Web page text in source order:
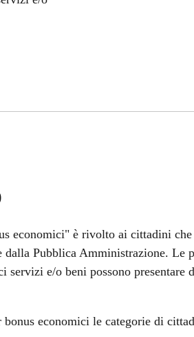
economici" è rivolto ai cittadini
Pubblica Amministrazione. Le
servizi e/o beni possono presentare
bonus economici le categorie di